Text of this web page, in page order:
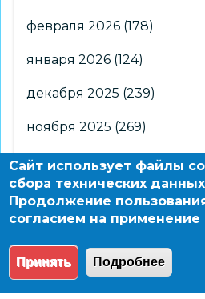
февраля 2026 (178)
января 2026 (124)
декабря 2025 (239)
ноября 2025 (269)
октября 2025(266)
сентября 2025 (176)
августа 2025 (2)
© 2004 - 2026
Сайт использует файлы
сбора технических
Продолжение
согласием на
Принять Подробнее